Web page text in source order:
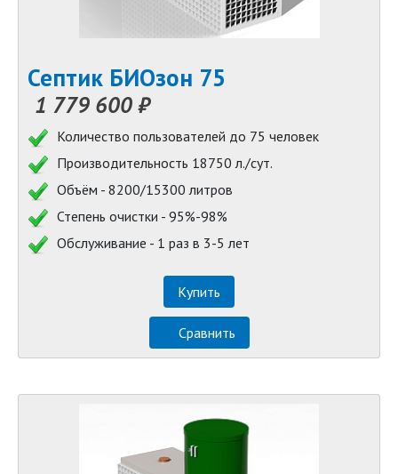
Септик БИОзон 75
1 779 600 ₽
Количество пользователей до 75 человек
Производительность 18750 л./сут.
Объём - 8200/15300 литров
Степень очистки - 95%-98%
Обслуживание - 1 раз в 3-5 лет
Купить
Сравнить